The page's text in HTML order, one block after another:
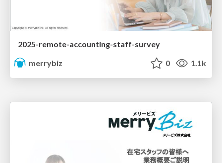
2025-remote-accounting-staff-survey
merrybiz
0 1.1k